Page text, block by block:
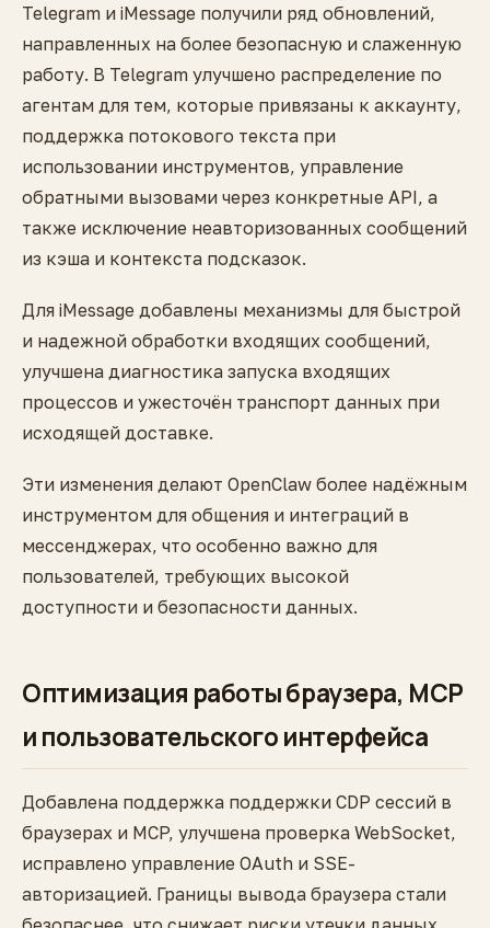
Telegram и iMessage получили ряд обновлений,
направленных на более безопасную и слаженную
работу. В Telegram улучшено распределение по
агентам для тем, которые привязаны к аккаунту,
поддержка потокового текста при
использовании инструментов, управление
обратными вызовами через конкретные API, а
также исключение неавторизованных сообщений
из кэша и контекста подсказок.
Для iMessage добавлены механизмы для быстрой
и надежной обработки входящих сообщений,
улучшена диагностика запуска входящих
процессов и ужесточён транспорт данных при
исходящей доставке.
Эти изменения делают OpenClaw более надёжным
инструментом для общения и интеграций в
мессенджерах, что особенно важно для
пользователей, требующих высокой
доступности и безопасности данных.
Оптимизация работы браузера, MCP
и пользовательского интерфейса
Добавлена поддержка поддержки CDP сессий в
браузерах и MCP, улучшена проверка WebSocket,
исправлено управление OAuth и SSE-
авторизацией. Границы вывода браузера стали